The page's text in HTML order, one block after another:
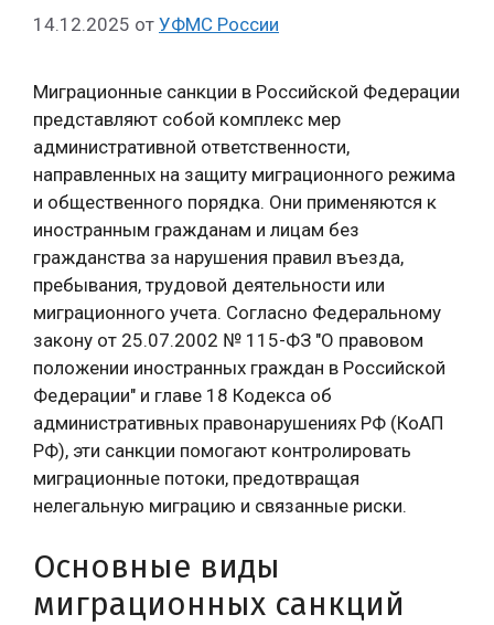
14.12.2025 от УФМС России
Миграционные санкции в Российской Федерации
представляют собой комплекс мер
административной ответственности,
направленных на защиту миграционного режима
и общественного порядка. Они применяются к
иностранным гражданам и лицам без
гражданства за нарушения правил въезда,
пребывания, трудовой деятельности или
миграционного учета. Согласно Федеральному
закону от 25.07.2002 № 115-ФЗ "О правовом
положении иностранных граждан в Российской
Федерации" и главе 18 Кодекса об
административных правонарушениях РФ (КоАП
РФ), эти санкции помогают контролировать
миграционные потоки, предотвращая
нелегальную миграцию и связанные риски.
Основные виды
миграционных санкций